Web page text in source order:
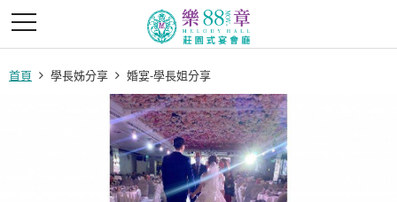
首頁 學長姊分享 婚宴-學長姐分享